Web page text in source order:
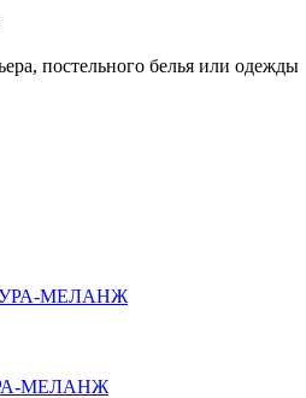
постельного белья или одежды
МЕЛАНЖ